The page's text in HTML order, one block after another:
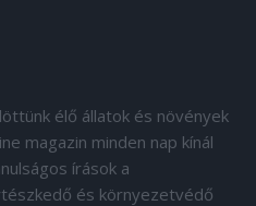
élő állatok és növények
magazin minden nap kínál
írások a
és környezetvédő